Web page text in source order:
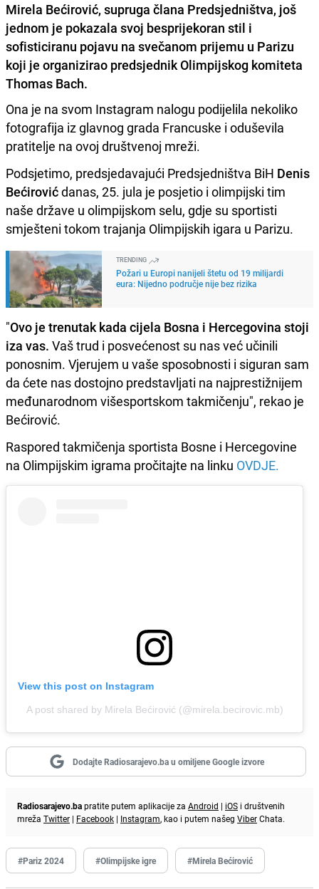
Mirela Bećirović, supruga člana Predsjedništva, još
jednom je pokazala svoj besprijekoran stil i
sofisticiranu pojavu na svečanom prijemu u Parizu
koji je organizirao predsjednik Olimpijskog komiteta
Thomas Bach.
Ona je na svom Instagram nalogu podijelila nekoliko
fotografija iz glavnog grada Francuske i oduševila
pratitelje na ovoj društvenoj mreži.
Podsjetimo, predsjedavajući Predsjedništva BiH Denis
Bećirovićdanas, 25. jula je posjetio i olimpijski tim
naše države u olimpijskom selu, gdje su sportisti
smješteni tokom trajanja Olimpijskih igara u Parizu.
TRENDING
Požari u Europi nanijeli štetu od 19 milijardi
eura: Nijedno područje nije bez rizika
"Ovo je trenutak kada cijela Bosna i Hercegovina stoji
iza vas. Vaš trud i posvećenost su nas već učinili
ponosnim. Vjerujem u vaše sposobnosti i siguran sam
da ćete nas dostojno predstavljati na najprestižnijem
međunarodnom višesportskom takmičenju", rekao je
Bećirović.
Raspored takmičenja sportista Bosne i Hercegovine
na Olimpijskim igrama pročitajte na linku OVDJE.
View this post on Instagram
A post shared by Mirela Bećirović (@mirela.becirovic.mb)
Dodajte Radiosarajevo.ba u omiljene Google izvore
Radiosarajevo.bapratite putem aplikacije za Android | iOS i društvenih
mreža Twitter | Facebook | Instagram, kao i putem našeg ViberChata.
#Pariz 2024 #Olimpijske igre #Mirela Bećirović